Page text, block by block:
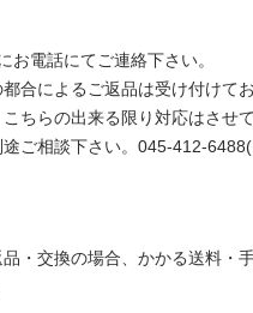
お電話にてご連絡下さい。
合によるご返品は受け付けてお
ちらの出来る限り対応はさせ
ご相談下さい。045-412-
・交換の場合、かかる送料・